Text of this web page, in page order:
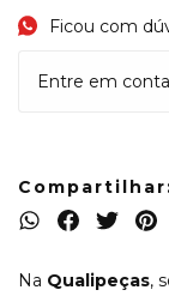
Ficou com
Entre em
Na Qualipeças,